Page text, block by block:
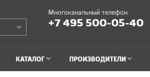
Многоканальный телефон
+7 495 500-05-40
КАТАЛОГ ПРОИЗВОДИТЕЛИ